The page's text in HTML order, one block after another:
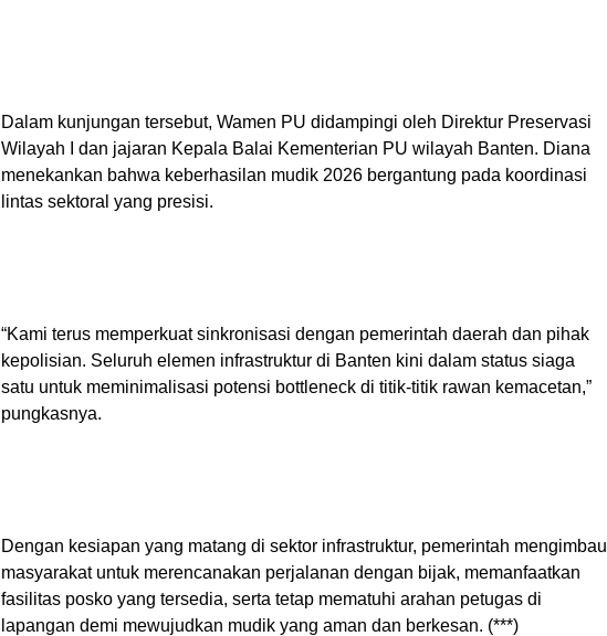
Dalam kunjungan tersebut, Wamen PU didampingi oleh Direktur Preservasi
Wilayah I dan jajaran Kepala Balai Kementerian PU wilayah Banten. Diana
menekankan bahwa keberhasilan mudik 2026 bergantung pada koordinasi
lintas sektoral yang presisi.
“Kami terus memperkuat sinkronisasi dengan pemerintah daerah dan pihak
kepolisian. Seluruh elemen infrastruktur di Banten kini dalam status siaga
satu untuk meminimalisasi potensi bottleneck di titik-titik rawan kemacetan,”
pungkasnya.
Dengan kesiapan yang matang di sektor infrastruktur, pemerintah mengimbau
masyarakat untuk merencanakan perjalanan dengan bijak, memanfaatkan
fasilitas posko yang tersedia, serta tetap mematuhi arahan petugas di
lapangan demi mewujudkan mudik yang aman dan berkesan. (***)